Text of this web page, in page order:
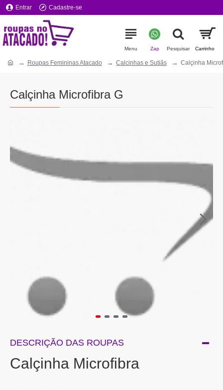
Entrar Cadastre-se
Roupas Femininas Atacado Calcinhas e Sutiãs Calçinha
Calçinha Microfibra G
DESCRIÇÃO DAS ROUPAS
Calçinha Microfibra